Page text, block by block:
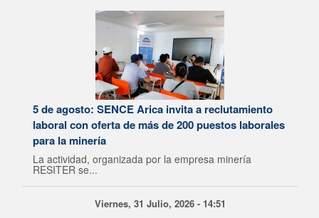
5 de agosto: SENCE Arica invita a reclutamiento
laboral con oferta de más de 200 puestos laborales
para la minería
La actividad, organizada por la empresa minería
RESITER se...
Viernes, 31 Julio, 2026 - 14:51